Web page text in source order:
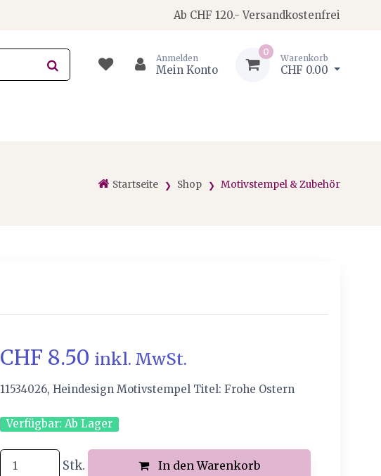
Ab CHF 120.- Versandkostenfrei
Anmelden
Mein Konto
0
Warenkorb
CHF 0.00
Startseite Shop Motivstempel & Zubehör
CHF 8.50 inkl. MwSt.
11534026, Heindesign Motivstempel Titel: Frohe Ostern
Verfügbar: Ab Lager
Stk. In den Warenkorb